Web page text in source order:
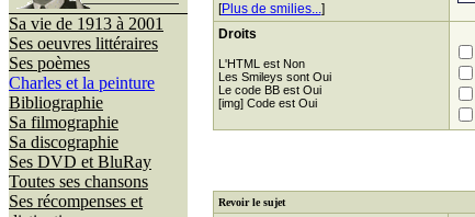
Sa vie de 1913 à 2001
Ses oeuvres littéraires
Ses poèmes
Charles et la peinture
Bibliographie
Sa filmographie
Sa discographie
Ses DVD et BluRay
Toutes ses chansons
Ses récompenses et
[Plus de smilies...]
Droits
L'HTML est Non
Les Smileys sont Oui
Le code BB est Oui
[img] Code est Oui
Revoir le sujet